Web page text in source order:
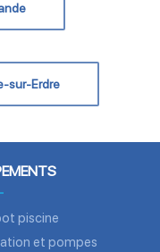
sur-Erdre
piscine
et pompes